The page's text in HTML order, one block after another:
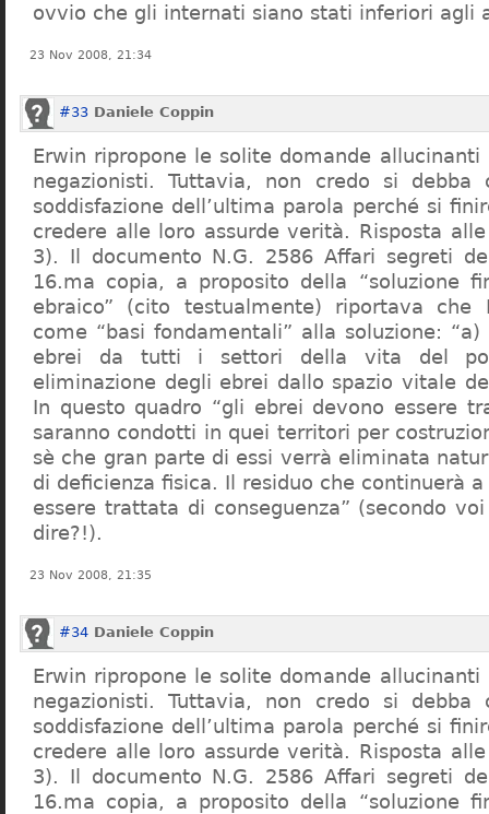
ovvio che gli internati siano stati inferiori agli
23 Nov 2008, 21:34
#33 Daniele Coppin
Erwin ripropone le solite domande
negazionisti. Tuttavia, non credo si debba
soddisfazione dell’ultima parola perché si
credere alle loro assurde verità. Risposta
3). Il documento N.G. 2586 Affari segreti
16.ma copia, a proposito della “soluzione
ebraico” (cito testualmente) riportava che
come “basi fondamentali” alla soluzione:
ebrei da tutti i settori della vita del
eliminazione degli ebrei dallo spazio vitale
In questo quadro “gli ebrei devono essere
saranno condotti in quei territori per
sè che gran parte di essi verrà eliminata
di deficienza fisica. Il residuo che continuerà
essere trattata di conseguenza” (secondo
dire?!).
23 Nov 2008, 21:35
#34 Daniele Coppin
Erwin ripropone le solite domande
negazionisti. Tuttavia, non credo si debba
soddisfazione dell’ultima parola perché si
credere alle loro assurde verità. Risposta
3). Il documento N.G. 2586 Affari segreti
16.ma copia, a proposito della “soluzione